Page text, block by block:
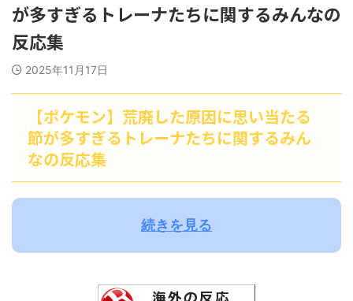
が多すぎるトレーナたちに関するみんなの
反応集
2025年11月17日
【ポケモン】荒廃した原因に思い当たる
節が多すぎるトレーナたちに関するみん
なの反応集
続きを見る